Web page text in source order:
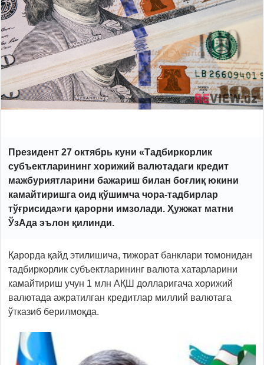
Президент 27 октябрь куни «Тадбиркорлик
субъектларининг хорижий валютадаги кредит
мажбуриятларини бажариш билан боғлиқ юкини
камайтиришга оид қўшимча чора-тадбирлар
тўғрисида»ги қарорни имзолади. Ҳужжат матни
ЎзАда эълон қилинди.
Қарорда қайд этилишича, тижорат банклари томонидан
тадбиркорлик субъектларининг валюта хатарларини
камайтириш учун 1 млн АҚШ долларигача хорижий
валютада ажратилган кредитлар миллий валютага
ўтказиб берилмоқда.